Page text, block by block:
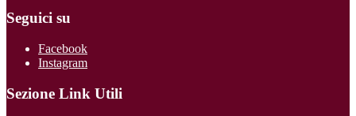
Seguici su
Facebook
Instagram
Sezione Link Utili